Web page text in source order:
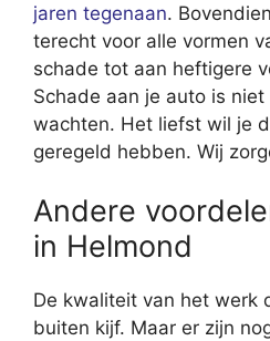
jaren tegenaan.
terecht voor alle vormen
schade tot aan heftigere
Schade aan je auto is
wachten. Het liefst wil je
geregeld hebben. Wij
Andere
in Helmond
De kwaliteit van het werk
buiten kijf. Maar er zijn